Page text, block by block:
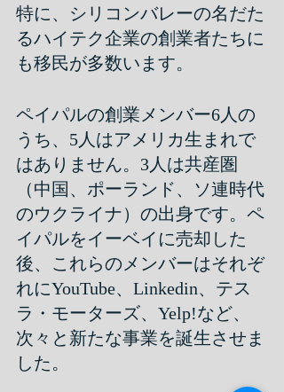
特に、シリコンバレーの名だた
るハイテク企業の創業者たちに
も移民が多数います。
ペイパルの創業メンバー6人の
うち、5人はアメリカ生まれで
はありません。3人は共産圏
（中国、ポーランド、ソ連時代
のウクライナ）の出身です。ペ
イパルをイーベイに売却した
後、これらのメンバーはそれぞ
れにYouTube、Linkedin、テス
ラ・モーターズ、Yelp!など、
次々と新たな事業を誕生させま
した。